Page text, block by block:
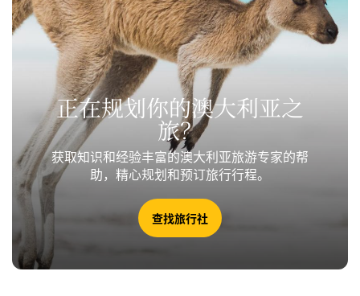
正在规划你的澳大利亚之
旅？
获取知识和经验丰富的澳大利亚旅游专家的帮
助，精心规划和预订旅行行程。
查找旅行社